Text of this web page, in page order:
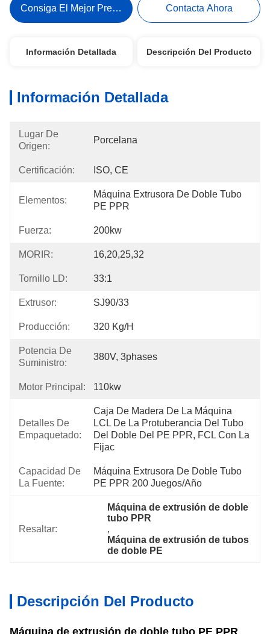
Consiga El Mejor Precio Contacta Ahora
Información Detallada Descripción Del Producto
Información Detallada
Lugar De
Origen:
Porcelana
Certificación: ISO, CE
Elementos:
Máquina Extrusora De Doble Tubo
PE PPR
Fuerza: 200kw
MORIR: 16,20,25,32
Tornillo LD: 33:1
Extrusor: SJ90/33
Producción: 320 Kg/h
Potencia De
Suministro:
380V, 3phases
Motor Principal: 110kw
Detalles De
Empaquetado:
Caja De Madera De La Máquina
LCL De La Protuberancia Del Tubo
Del Doble Del PE PPR, FCL Con La
Fijac
Capacidad De
La Fuente:
Máquina Extrusora De Doble Tubo
PE PPR 200 Juegos/año
Resaltar:
Máquina de extrusión de doble
tubo PPR
,
Máquina de extrusión de tubos
de doble PE
Descripción Del Producto
Máquina de extrusión de doble tubo PE PPR